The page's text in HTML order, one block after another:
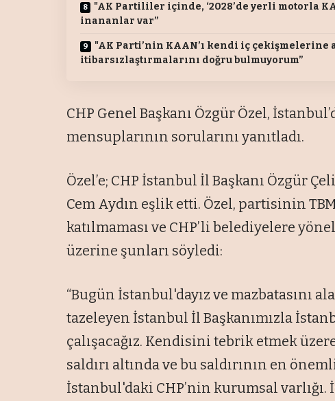
"AK Partililer içinde, ‘2028’de yerli motorla
inananlar var”
"AK Parti’nin KAAN’ı kendi iç çekişmelerine
itibarsızlaştırmalarını doğru bulmuyorum”
CHP Genel Başkanı Özgür Özel,
mensuplarının sorularını yanıtladı.
Özel’e; CHP İstanbul İl Başkanı Özgür
Cem Aydın eşlik etti. Özel, partisinin
katılmaması ve CHP’li belediyelere
üzerine şunları söyledi:
“Bugün İstanbul'dayız ve mazbatasını
tazeleyen İstanbul İl Başkanımızla
çalışacağız. Kendisini tebrik etmek
saldırı altında ve bu saldırının en
İstanbul'daki CHP’nin kurumsal varlığı.